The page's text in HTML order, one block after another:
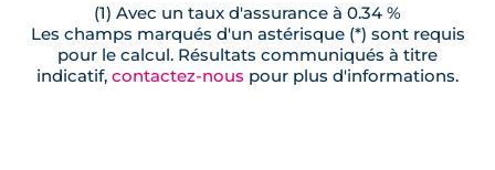
(1) Avec un taux d'assurance à 0.34 %
Les champs marqués d'un astérisque (*) sont requis
pour le calcul. Résultats communiqués à titre
indicatif, contactez-nous pour plus d'informations.